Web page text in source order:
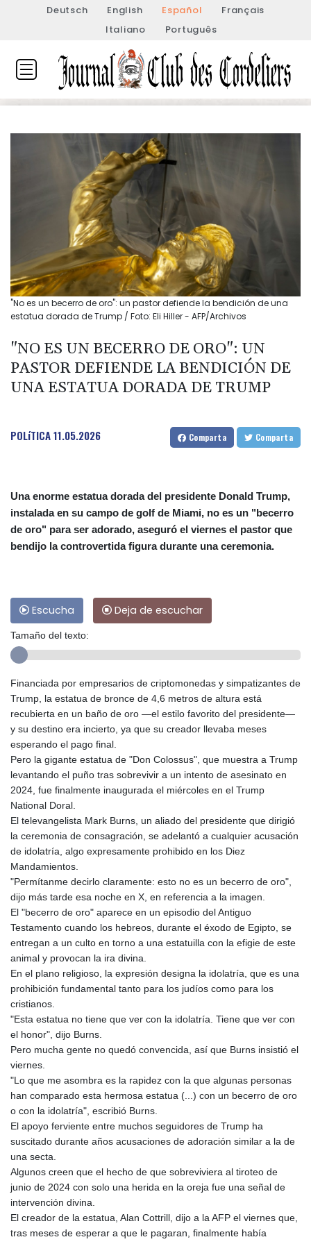
Deutsch English Español
Français
Italiano
Português
"No es un becerro de oro": un pastor defiende la bendición de una
estatua dorada de Trump / Foto: Eli Hiller - AFP/Archivos
"NO ES UN BECERRO DE ORO": UN
PASTOR DEFIENDE LA BENDICIÓN DE
UNA ESTATUA DORADA DE TRUMP
POLíTICA11.05.2026 Comparta Comparta
Una enorme estatua dorada del presidente Donald Trump,
instalada en su campo de golf de Miami, no es un "becerro
de oro" para ser adorado, aseguró el viernes el pastor que
bendijo la controvertida figura durante una ceremonia.
Escucha Deja de escuchar
Tamaño del texto:
Financiada por empresarios de criptomonedas y simpatizantes de
Trump, la estatua de bronce de 4,6 metros de altura está
recubierta en un baño de oro —el estilo favorito del presidente—
y su destino era incierto, ya que su creador llevaba meses
esperando el pago final.
Pero la gigante estatua de "Don Colossus", que muestra a Trump
levantando el puño tras sobrevivir a un intento de asesinato en
2024, fue finalmente inaugurada el miércoles en el Trump
National Doral.
El televangelista Mark Burns, un aliado del presidente que dirigió
la ceremonia de consagración, se adelantó a cualquier acusación
de idolatría, algo expresamente prohibido en los Diez
Mandamientos.
"Permítanme decirlo claramente: esto no es un becerro de oro",
dijo más tarde esa noche en X, en referencia a la imagen.
El "becerro de oro" aparece en un episodio del Antiguo
Testamento cuando los hebreos, durante el éxodo de Egipto, se
entregan a un culto en torno a una estatuilla con la efigie de este
animal y provocan la ira divina.
En el plano religioso, la expresión designa la idolatría, que es una
prohibición fundamental tanto para los judíos como para los
cristianos.
"Esta estatua no tiene que ver con la idolatría. Tiene que ver con
el honor", dijo Burns.
Pero mucha gente no quedó convencida, así que Burns insistió el
viernes.
"Lo que me asombra es la rapidez con la que algunas personas
han comparado esta hermosa estatua (...) con un becerro de oro
o con la idolatría", escribió Burns.
El apoyo ferviente entre muchos seguidores de Trump ha
suscitado durante años acusaciones de adoración similar a la de
una secta.
Algunos creen que el hecho de que sobreviviera al tiroteo de
junio de 2024 con solo una herida en la oreja fue una señal de
intervención divina.
El creador de la estatua, Alan Cottrill, dijo a la AFP el viernes que,
tras meses de esperar a que le pagaran, finalmente había